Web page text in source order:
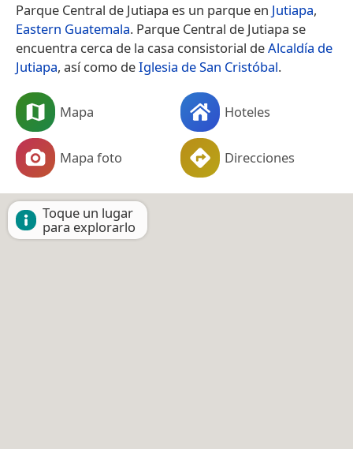
Parque Central de Jutiapa es un parque en Jutiapa,
Eastern Guatemala. Parque Central de Jutiapa se
encuentra cerca de la casa consistorial deAlcaldía de
Jutiapa, así como deIglesia de San Cristóbal.
Mapa Hoteles
Mapa foto Direcciones
Toque un lugar
para explorarlo